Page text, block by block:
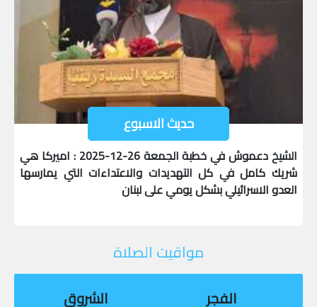
حديث الاسبوع
الشيخ دعموش في خطبة الجمعة 26-12-2025 : اميركا هي
شريك كامل في كل التهديدات والاعتداءات التي يمارسها
العدو الاسرائيلي بشكل يومي على لبنان
مواقيت الصلاة
الفجر الشروق